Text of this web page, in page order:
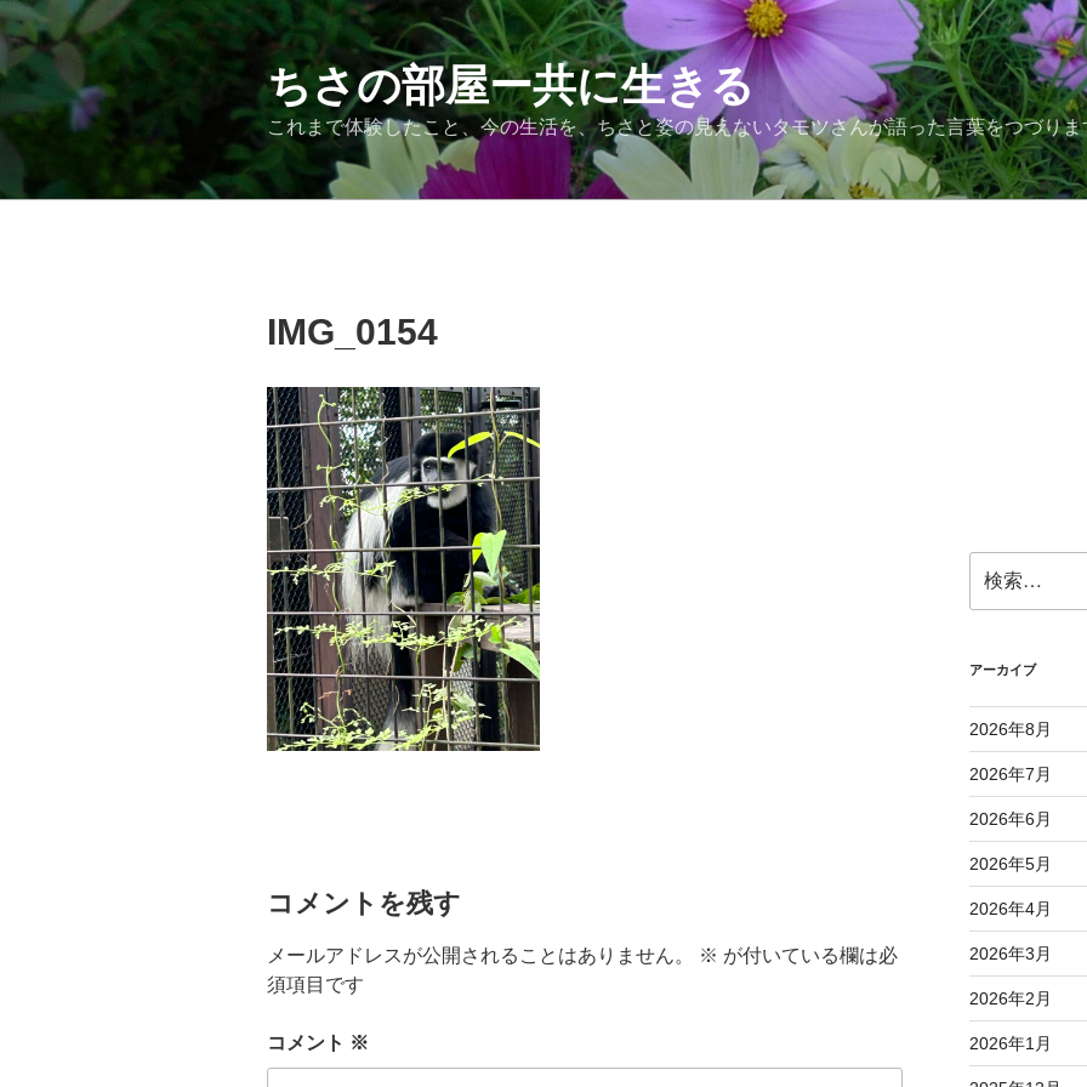
コ
ン
テ
ツ
ちさの部屋ー共に生きる
これまで体験したこと、今の生活を、ちさと姿の見えないタモツさんが語った言葉をつづりま
IMG_0154
コメントを残す
メールアドレスが公開されることはありません。 ※ が付いている欄は必
須項目です
コメント ※
索:
アーカイブ
2026年8月
2026年7月
2026年6月
2026年5月
2026年4月
2026年3月
2026年2月
2026年1月